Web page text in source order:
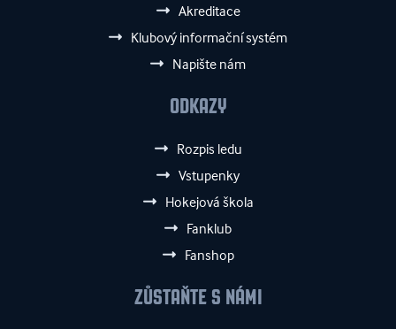
Akreditace
Klubový informační systém
Napište nám
ODKAZY
Rozpis ledu
Vstupenky
Hokejová škola
Fanklub
Fanshop
ZŮSTAŇTE S NÁMI